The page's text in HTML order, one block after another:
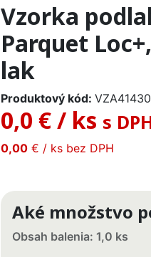
Vzorka
Parquet
lak
Produktový kód:
0,0 €/ ks s
0,00 € / ks bez DPH
Aké množstvo
Obsah balenia: 1,0 ks